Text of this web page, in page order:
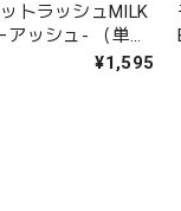
トラッシュMILK
ッシュ- （単一
¥1,595